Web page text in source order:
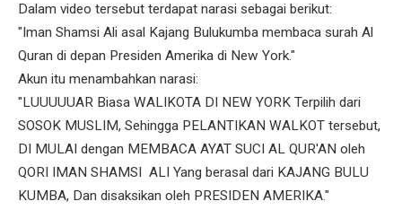
Dalam video tersebut terdapat narasi sebagai berikut:
"Iman Shamsi Ali asal Kajang Bulukumba membaca surah Al
Quran di depan Presiden Amerika di New York."
Akun itu menambahkan narasi:
"LUUUUUAR Biasa WALIKOTA DI NEW YORK Terpilih dari
SOSOK MUSLIM, Sehingga PELANTIKAN WALKOT tersebut,
DI MULAI dengan MEMBACA AYAT SUCI AL QUR'AN oleh
QORI IMAN SHAMSI ALI Yang berasal dari KAJANG BULU
KUMBA, Dan disaksikan oleh PRESIDEN AMERIKA."